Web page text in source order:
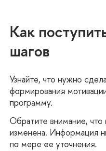
Как
шагов
Узнайте, что нужно
формирования
программу.
Обратите внимание,
изменена. Информация
по мере ее уточнения.